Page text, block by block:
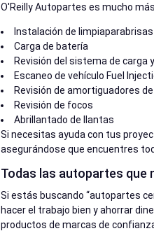
O'Reilly Autopartes es mucho
Instalación de limpiaparabrisas
Carga de batería
Revisión del sistema de carga
Escaneo de vehículo Fuel
Revisión de amortiguadores
Revisión de focos
Abrillantado de llantas
Si necesitas ayuda con tus
asegurándose que encuentres
Todas las autopartes que
Si estás buscando “autopartes
hacer el trabajo bien y ahorrar
productos de marcas de